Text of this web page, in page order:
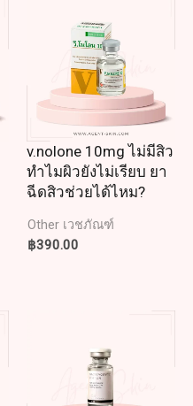
v.nolone 10mg ไม่มีสิว
ทำไมผิวยังไม่เรียบ ยา
ฉีดสิวช่วยได้ไหม?
Other เวชภัณฑ์
฿390.00